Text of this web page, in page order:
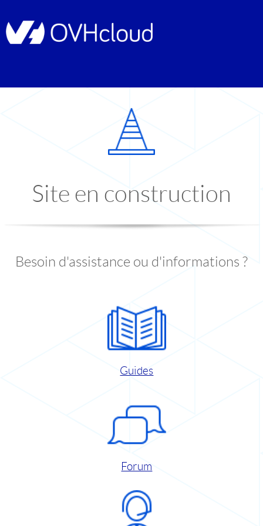
Site en construction
Besoin d'assistance ou d'informations ?
Guides
Forum